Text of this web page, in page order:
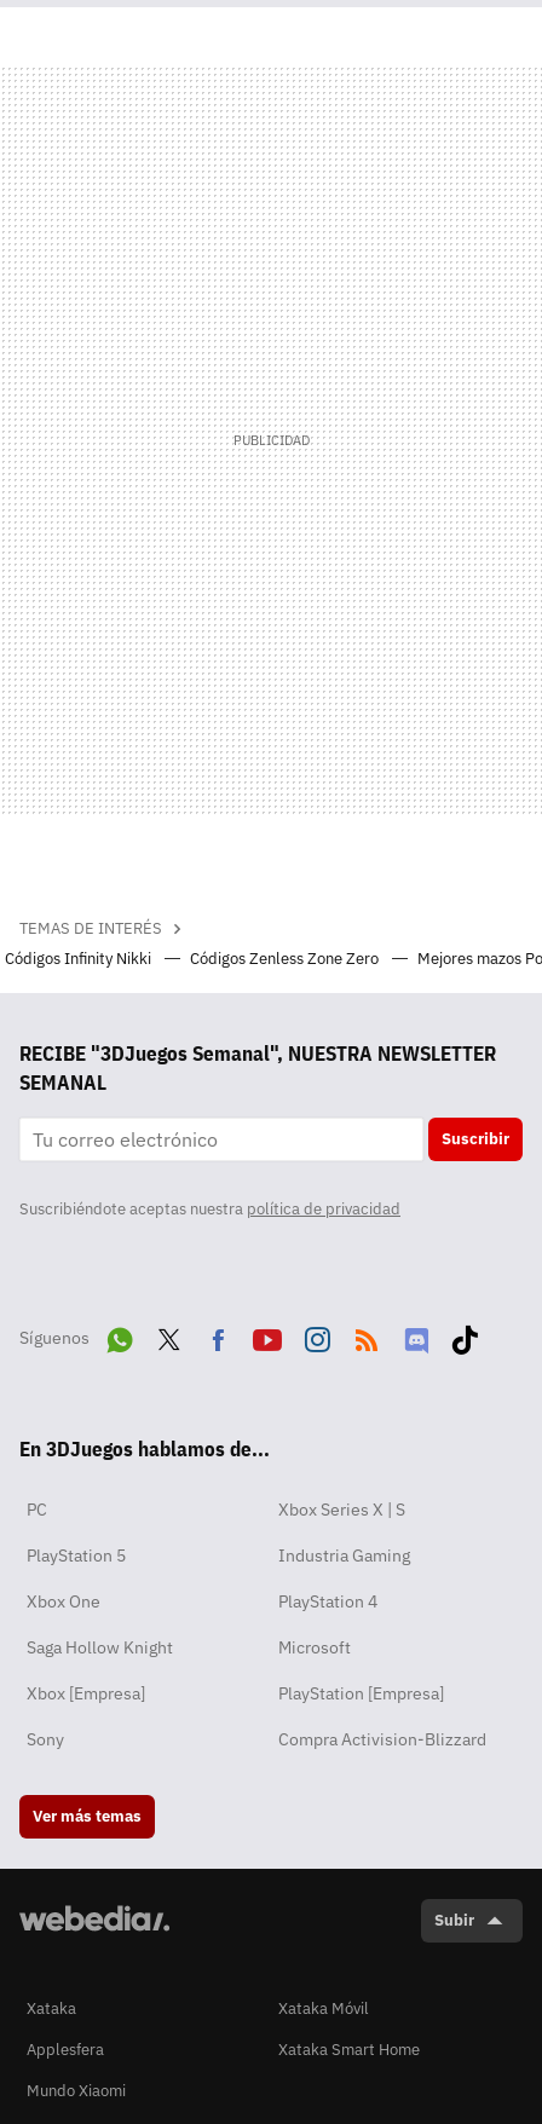
TEMAS DE INTERÉS
Códigos Infinity Nikki
Códigos Zenless Zone Zero Mejores mazos
RECIBE "3DJuegos Semanal", NUESTRA NEWSLETTER
SEMANAL
Suscribir
Suscribiéndote aceptas nuestra política de privacidad
Síguenos
pp
ok
En 3DJuegos hablamos de...
PC Xbox Series X | S
PlayStation 5 Industria Gaming
Xbox One PlayStation 4
Saga Hollow Knight Microsoft
Xbox [Empresa] PlayStation [Empresa]
Sony Compra Activision-Blizzard
Ver más temas
Subir
Xataka
Xataka Móvil
Applesfera
Xataka Smart Home
Mundo Xiaomi